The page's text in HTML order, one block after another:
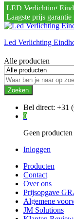
LED Verlichting
Laagste prijs garantie
Led Verlichting
Alle producten
Zoeken
Bel direct: +31
0
Geen
Inloggen
Producten
Contact
Over ons
Prijsopgave
Algemene
JM Solutions